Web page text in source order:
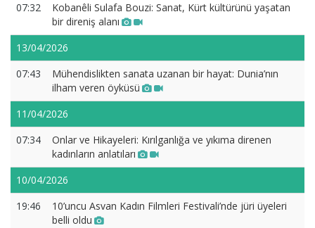
07:32
Kobanêli Sulafa Bouzi: Sanat, Kürt kültürünü yaşatan
bir direniş alanı
13/04/2026
07:43
Mühendislikten sanata uzanan bir hayat: Dunia’nın
ilham veren öyküsü
11/04/2026
07:34
Onlar ve Hikayeleri: Kırılganlığa ve yıkıma direnen
kadınların anlatıları
10/04/2026
19:46
10’uncu Asvan Kadın Filmleri Festivali’nde jüri üyeleri
belli oldu